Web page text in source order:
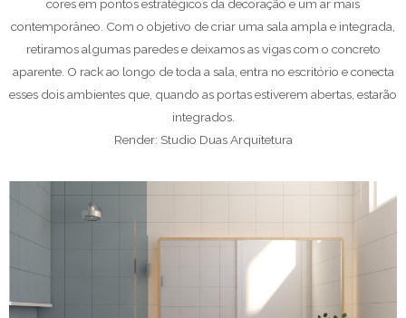
cores em pontos estratégicos da decoração e um ar mais
contemporâneo. Com o objetivo de criar uma sala ampla e integrada,
retiramos algumas paredes e deixamos as vigas com o concreto
aparente. O rack ao longo de toda a sala, entra no escritório e conecta
esses dois ambientes que, quando as portas estiverem abertas, estarão
integrados.
Render: Studio Duas Arquitetura